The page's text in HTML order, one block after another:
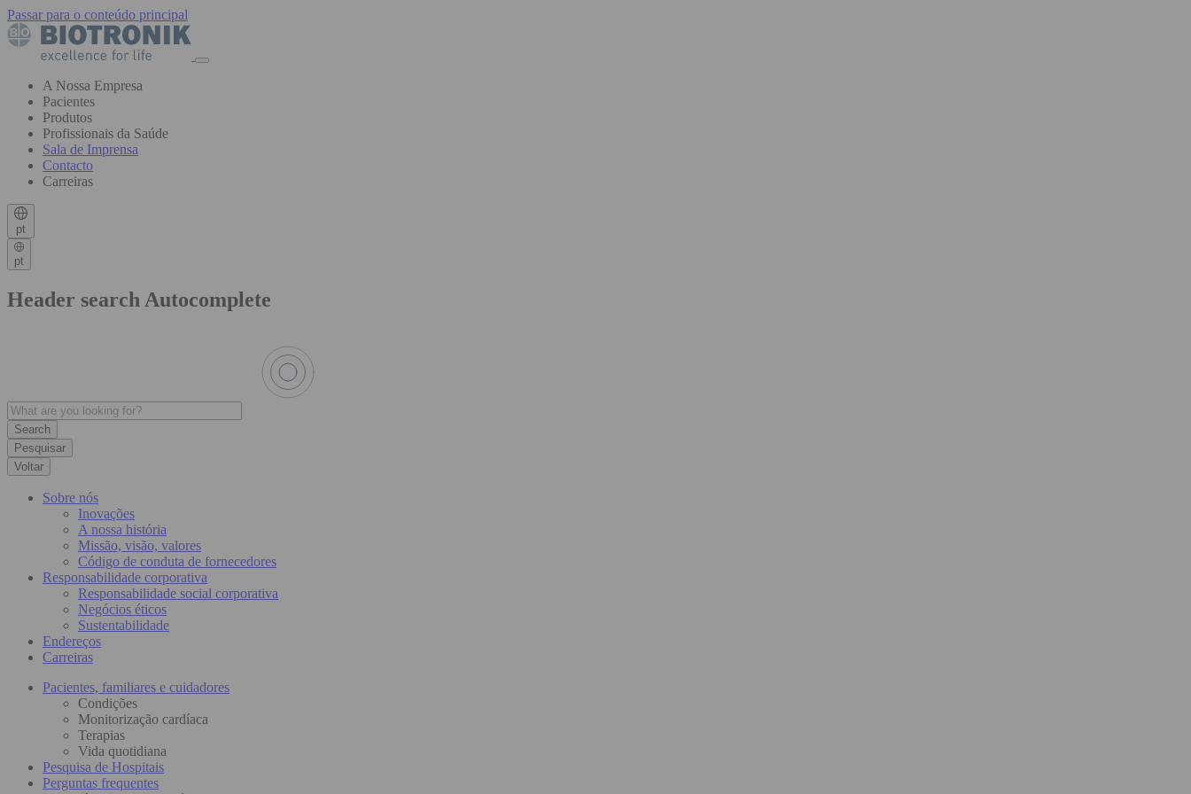
Passar para o conteúdo principal
A Nossa Empresa
Pacientes
Produtos
Profissionais da Saúde
Sala de Imprensa
Contacto
Carreiras
pt
pt
Header search Autocomplete
Pesquisar
Voltar
Sobre nós
Inovações
A nossa história
Missão, visão, valores
Código de conduta de fornecedores
Responsabilidade corporativa
Responsabilidade social corporativa
Negócios éticos
Sustentabilidade
Endereços
Carreiras
Pacientes, familiares e cuidadores
Condições
Monitorização cardíaca
Terapias
Vida quotidiana
Pesquisa de Hospitais
Perguntas frequentes